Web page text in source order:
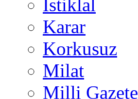
İstiklal
Karar
Korkusuz
Milat
Milli Gazete